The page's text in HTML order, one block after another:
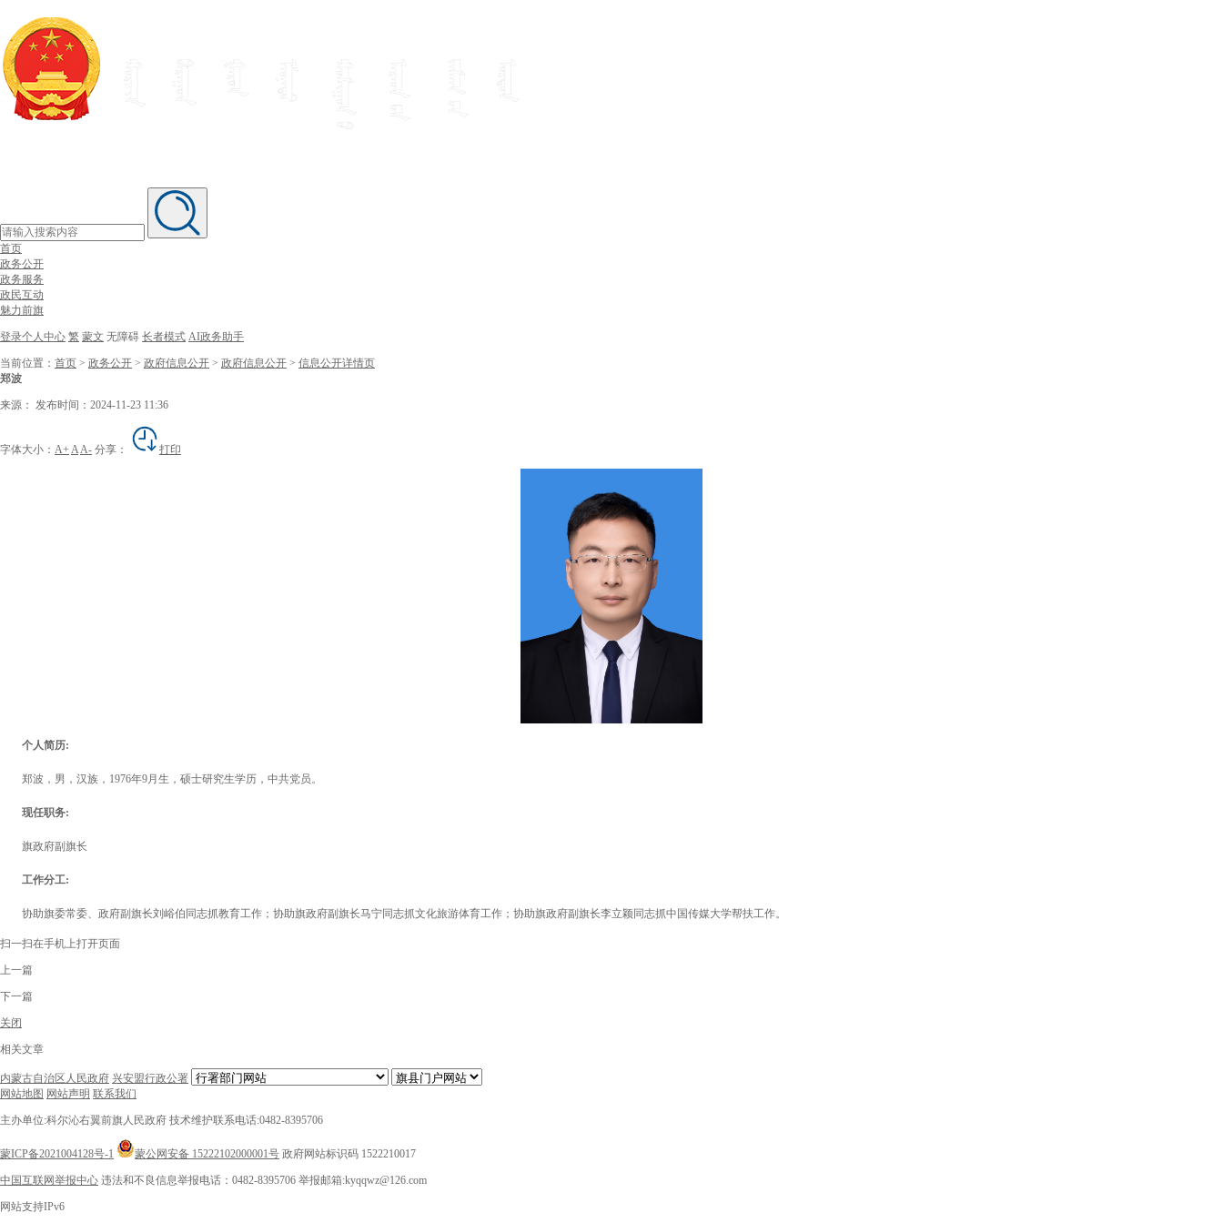
首页
政务公开
政务服务
政民互动
魅力前旗
登录个人中心 繁 蒙文 无障碍 长者模式 AI政务助手
当前位置： 首页 > 政务公开 > 政府信息公开 > 政府信息公开 > 信息公开详情页
郑波
来源： 发布时间：2024-11-23 11:36
字体大小： A+ AA- 分享： 打印
个人简历:
郑波，男，汉族，1976年9月生，硕士研究生学历，中共党员。
现任职务:
旗政府副旗长
工作分工:
协助旗委常委、政府副旗长刘峪伯同志抓教育工作；协助旗政府副旗长马宁同志抓文化旅游体育工作；协助旗政府副旗长李立颖同志抓中国传媒大学帮扶工作。
扫一扫在手机上打开页面
上一篇
下一篇
关闭
相关文章
内蒙古自治区人民政府 兴安盟行政公署
网站地图 网站声明 联系我们
主办单位:科尔沁右翼前旗人民政府 技术维护联系电话:0482-8395706
蒙ICP备2021004128号-1 蒙公网安备 15222102000001号 政府网站标识码 1522210017
中国互联网举报中心 违法和不良信息举报电话：0482-8395706 举报邮箱:kyqqwz@126.com
网站支持IPv6